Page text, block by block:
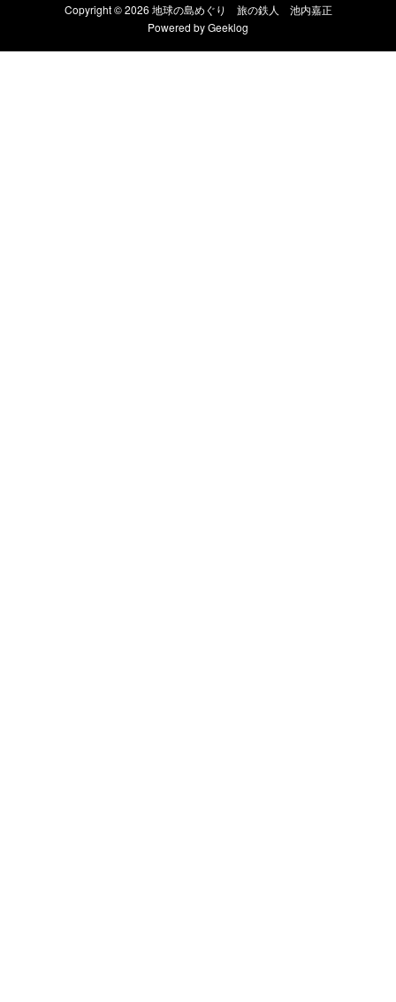
Copyright © 2026 地球の島めぐり 旅の鉄人 池内嘉正
Powered byGeeklog